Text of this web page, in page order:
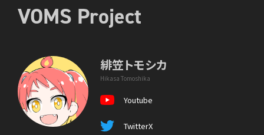
VOMS Project
緋笠トモシカ
Hikasa Tomoshika
Youtube
TwitterX